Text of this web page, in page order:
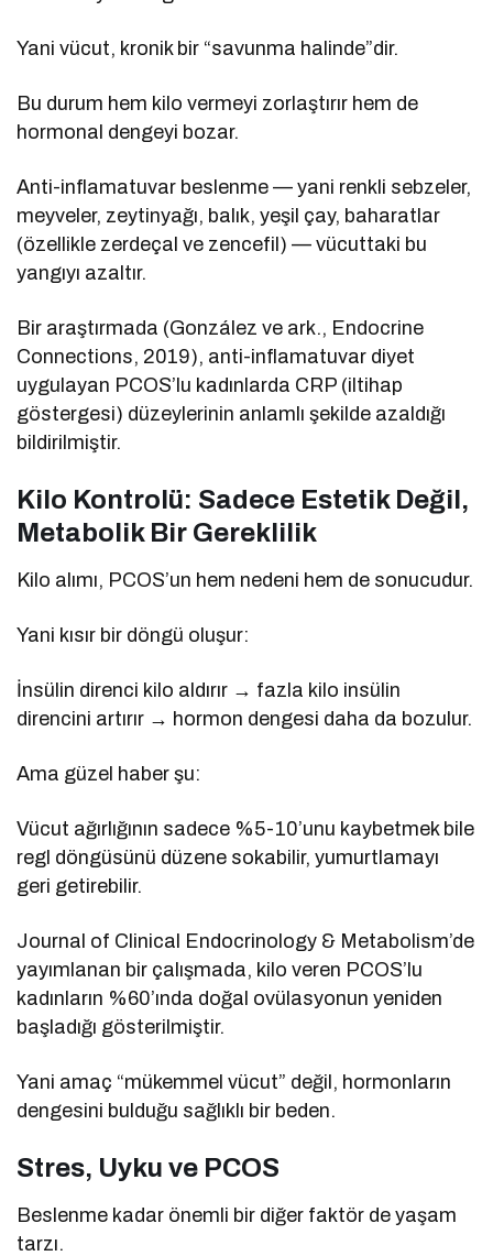
Yani vücut, kronik bir “savunma halinde”dir.
Bu durum hem kilo vermeyi zorlaştırır hem de
hormonal dengeyi bozar.
Anti-inflamatuvar beslenme — yani renkli sebzeler,
meyveler, zeytinyağı, balık, yeşil çay, baharatlar
(özellikle zerdeçal ve zencefil) — vücuttaki bu
yangıyı azaltır.
Bir araştırmada (González ve ark., Endocrine
Connections, 2019), anti-inflamatuvar diyet
uygulayan PCOS’lu kadınlarda CRP (iltihap
göstergesi) düzeylerinin anlamlı şekilde azaldığı
bildirilmiştir.
Kilo Kontrolü: Sadece Estetik Değil,
Metabolik Bir Gereklilik
Kilo alımı, PCOS’un hem nedeni hem de sonucudur.
Yani kısır bir döngü oluşur:
İnsülin direnci kilo aldırır → fazla kilo insülin
direncini artırır → hormon dengesi daha da bozulur.
Ama güzel haber şu:
Vücut ağırlığının sadece %5-10’unu kaybetmek bile
regl döngüsünü düzene sokabilir, yumurtlamayı
geri getirebilir.
Journal of Clinical Endocrinology & Metabolism’de
yayımlanan bir çalışmada, kilo veren PCOS’lu
kadınların %60’ında doğal ovülasyonun yeniden
başladığı gösterilmiştir.
Yani amaç “mükemmel vücut” değil, hormonların
dengesini bulduğu sağlıklı bir beden.
Stres, Uyku ve PCOS
Beslenme kadar önemli bir diğer faktör de yaşam
tarzı.